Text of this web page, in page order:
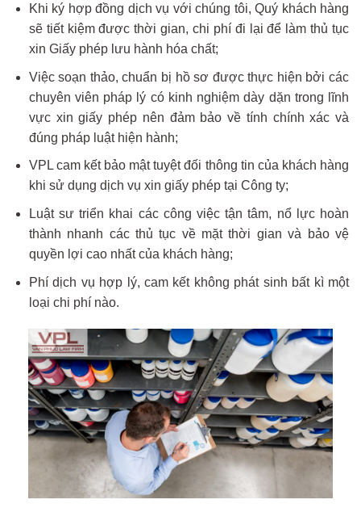
Khi ký hợp đồng dịch vụ với chúng tôi, Quý khách hàng
sẽ tiết kiệm được thời gian, chi phí đi lại để làm thủ tục
xin Giấy phép lưu hành hóa chất;
Việc soạn thảo, chuẩn bị hồ sơ được thực hiện bởi các
chuyên viên pháp lý có kinh nghiệm dày dặn trong lĩnh
vực xin giấy phép nên đảm bảo về tính chính xác và
đúng pháp luật hiện hành;
VPL cam kết bảo mật tuyệt đối thông tin của khách hàng
khi sử dụng dịch vụ xin giấy phép tại Công ty;
Luật sư triển khai các công việc tận tâm, nổ lực hoàn
thành nhanh các thủ tục về mặt thời gian và bảo vệ
quyền lợi cao nhất của khách hàng;
Phí dịch vụ hợp lý, cam kết không phát sinh bất kì một
loại chi phí nào.